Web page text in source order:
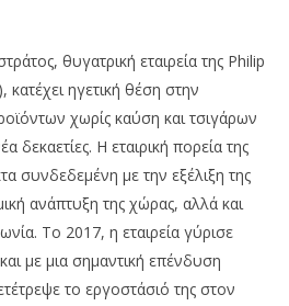
θυγατρική εταιρεία της Philip
ηγετική θέση στην
χωρίς καύση και τσιγάρων
δεκαετίες. Η εταιρική πορεία της
συνδεδεμένη με την εξέλιξη της
ανάπτυξη της χώρας, αλλά και
Το 2017, η εταιρεία γύρισε
με μια σημαντική επένδυση
το εργοστάσιό της στον